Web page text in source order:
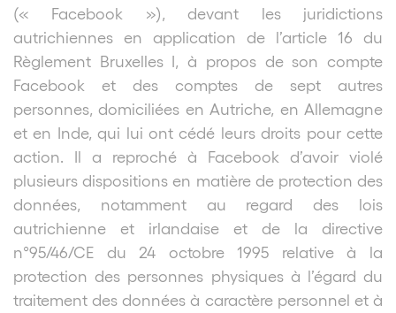
(« Facebook »), devant les juridictions
autrichiennes en application de l’article 16 du
Règlement Bruxelles I, à propos de son compte
Facebook et des comptes de sept autres
personnes, domiciliées en Autriche, en Allemagne
et en Inde, qui lui ont cédé leurs droits pour cette
action. Il a reproché à Facebook d’avoir violé
plusieurs dispositions en matière de protection des
données, notamment au regard des lois
autrichienne et irlandaise et de la directive
n°95/46/CE du 24 octobre 1995 relative à la
protection des personnes physiques à l’égard du
traitement des données à caractère personnel et à